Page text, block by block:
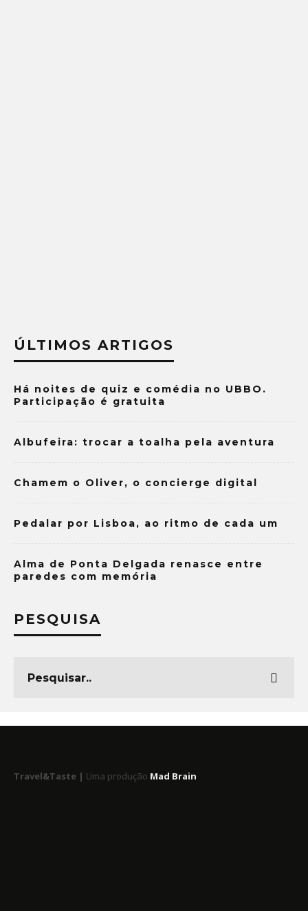
ÚLTIMOS ARTIGOS
Há noites de quiz e comédia no UBBO.
Participação é gratuita
Albufeira: trocar a toalha pela aventura
Chamem o Oliver, o concierge digital
Pedalar por Lisboa, ao ritmo de cada um
Alma de Ponta Delgada renasce entre
paredes com memória
PESQUISA
Travel&Taste | Uma produção Mad Brain